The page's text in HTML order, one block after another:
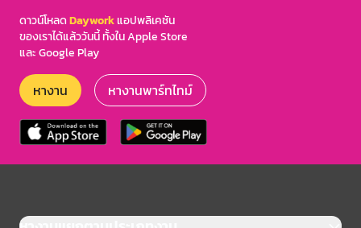
ดาวน์โหลดDayworkแอปพลิเคชัน
ของเราได้แล้ววันนี้ ทั้งใน Apple Store
และ Google Play
หางาน หางานพาร์ทไทม์